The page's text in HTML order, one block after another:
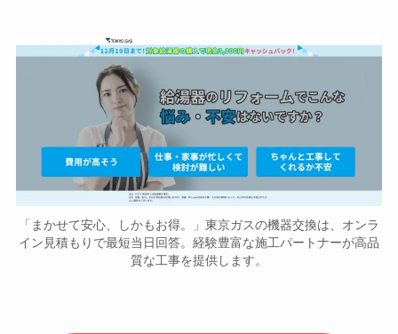
「まかせて安心、しかもお得。」東京ガスの機器交換は、オンラ
イン見積もりで最短当日回答。経験豊富な施工パートナーが高品
質な工事を提供します。